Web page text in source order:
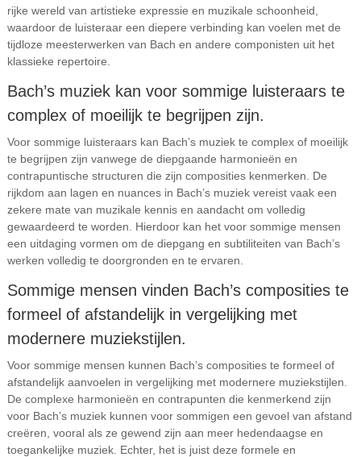
rijke wereld van artistieke expressie en muzikale schoonheid,
waardoor de luisteraar een diepere verbinding kan voelen met de
tijdloze meesterwerken van Bach en andere componisten uit het
klassieke repertoire.
Bach’s muziek kan voor sommige luisteraars te
complex of moeilijk te begrijpen zijn.
Voor sommige luisteraars kan Bach’s muziek te complex of moeilijk
te begrijpen zijn vanwege de diepgaande harmonieën en
contrapuntische structuren die zijn composities kenmerken. De
rijkdom aan lagen en nuances in Bach’s muziek vereist vaak een
zekere mate van muzikale kennis en aandacht om volledig
gewaardeerd te worden. Hierdoor kan het voor sommige mensen
een uitdaging vormen om de diepgang en subtiliteiten van Bach’s
werken volledig te doorgronden en te ervaren.
Sommige mensen vinden Bach’s composities te
formeel of afstandelijk in vergelijking met
modernere muziekstijlen.
Voor sommige mensen kunnen Bach’s composities te formeel of
afstandelijk aanvoelen in vergelijking met modernere muziekstijlen.
De complexe harmonieën en contrapunten die kenmerkend zijn
voor Bach’s muziek kunnen voor sommigen een gevoel van afstand
creëren, vooral als ze gewend zijn aan meer hedendaagse en
toegankelijke muziek. Echter, het is juist deze formele en